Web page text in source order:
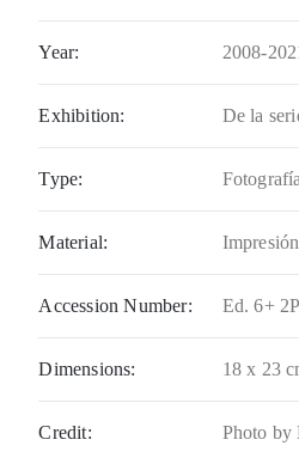
Year: 2008-
Exhibition: De la
Type: Fotografía
Material:
Accession Number: Ed. 6+
Dimensions: 18 x 23
Credit: Photo by